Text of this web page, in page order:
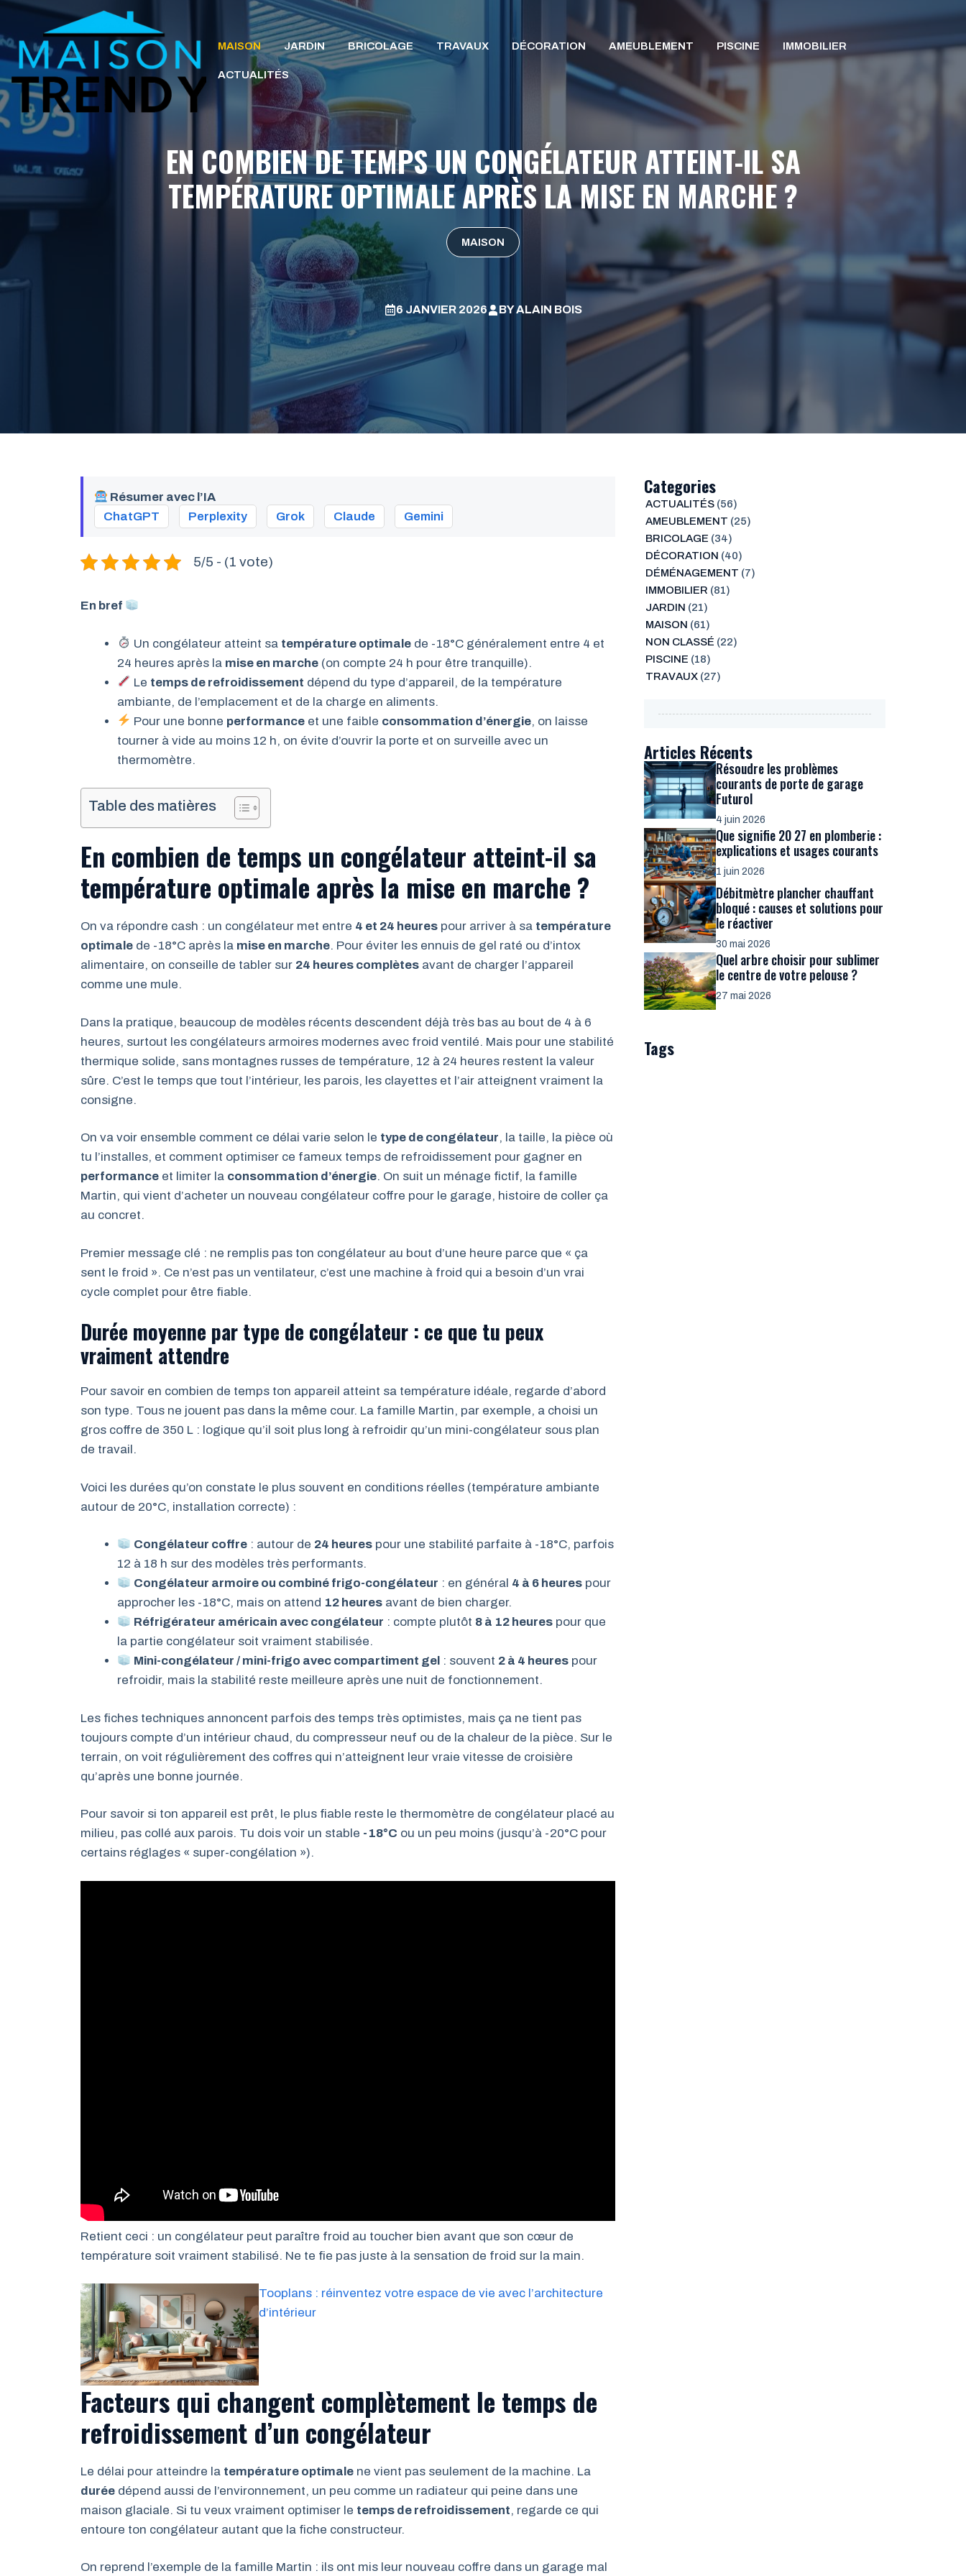
Aller
contenu
MAISON JARDIN BRICOLAGE TRAVAUX DÉCORATION AMEUBLEMENT PISCINE IMMOBILIER
ACTUALITÉS
EN COMBIEN DE TEMPS UN CONGÉLATEUR ATTEINT-IL SA
TEMPÉRATURE OPTIMALE APRÈS LA MISE EN MARCHE ?
MAISON
6 JANVIER 2026 BYALAIN BOIS
Résumer avec l’IA
ChatGPT
Perplexity Grok Claude Gemini
5/5 - (1 vote)
En bref
Un congélateur atteint sa température optimale de -18°C généralement entre 4 et
24 heures après la mise en marche (on compte 24 h pour être tranquille).
Le temps de refroidissement dépend du type d’appareil, de la température
ambiante, de l’emplacement et de la charge en aliments.
Pour une bonne performance et une faible consommation d’énergie, on laisse
tourner à vide au moins 12 h, on évite d’ouvrir la porte et on surveille avec un
thermomètre.
Table des matières
En combien de temps un congélateur atteint-il sa
température optimale après la mise en marche ?
On va répondre cash : un congélateur met entre 4 et 24 heures pour arriver à sa température
optimale de -18°C après la mise en marche. Pour éviter les ennuis de gel raté ou d’intox
alimentaire, on conseille de tabler sur 24 heures complètes avant de charger l’appareil
comme une mule.
Dans la pratique, beaucoup de modèles récents descendent déjà très bas au bout de 4 à 6
heures, surtout les congélateurs armoires modernes avec froid ventilé. Mais pour une stabilité
thermique solide, sans montagnes russes de température, 12 à 24 heures restent la valeur
sûre. C’est le temps que tout l’intérieur, les parois, les clayettes et l’air atteignent vraiment la
consigne.
On va voir ensemble comment ce délai varie selon le type de congélateur, la taille, la pièce où
tu l’installes, et comment optimiser ce fameux temps de refroidissement pour gagner en
performance et limiter la consommation d’énergie. On suit un ménage fictif, la famille
Martin, qui vient d’acheter un nouveau congélateur coffre pour le garage, histoire de coller ça
au concret.
Premier message clé : ne remplis pas ton congélateur au bout d’une heure parce que « ça
sent le froid ». Ce n’est pas un ventilateur, c’est une machine à froid qui a besoin d’un vrai
cycle complet pour être fiable.
Durée moyenne par type de congélateur : ce que tu peux
vraiment attendre
Pour savoir en combien de temps ton appareil atteint sa température idéale, regarde d’abord
son type. Tous ne jouent pas dans la même cour. La famille Martin, par exemple, a choisi un
gros coffre de 350 L : logique qu’il soit plus long à refroidir qu’un mini-congélateur sous plan
de travail.
Voici les durées qu’on constate le plus souvent en conditions réelles (température ambiante
autour de 20°C, installation correcte) :
Congélateur coffre : autour de 24 heures pour une stabilité parfaite à -18°C, parfois
12 à 18 h sur des modèles très performants.
Congélateur armoire ou combiné frigo-congélateur : en général 4 à 6 heures pour
approcher les -18°C, mais on attend 12 heures avant de bien charger.
Réfrigérateur américain avec congélateur : compte plutôt 8 à 12 heures pour que
la partie congélateur soit vraiment stabilisée.
Mini-congélateur / mini-frigo avec compartiment gel : souvent 2 à 4 heures pour
refroidir, mais la stabilité reste meilleure après une nuit de fonctionnement.
Les fiches techniques annoncent parfois des temps très optimistes, mais ça ne tient pas
toujours compte d’un intérieur chaud, du compresseur neuf ou de la chaleur de la pièce. Sur le
terrain, on voit régulièrement des coffres qui n’atteignent leur vraie vitesse de croisière
qu’après une bonne journée.
Pour savoir si ton appareil est prêt, le plus fiable reste le thermomètre de congélateur placé au
milieu, pas collé aux parois. Tu dois voir un stable -18°C ou un peu moins (jusqu’à -20°C pour
certains réglages « super-congélation »).
Retient ceci : un congélateur peut paraître froid au toucher bien avant que son cœur de
température soit vraiment stabilisé. Ne te fie pas juste à la sensation de froid sur la main.
Tooplans : réinventez votre espace de vie avec l’architecture
d’intérieur
Facteurs qui changent complètement le temps de
refroidissement d’un congélateur
Le délai pour atteindre la température optimale ne vient pas seulement de la machine. La
durée dépend aussi de l’environnement, un peu comme un radiateur qui peine dans une
maison glaciale. Si tu veux vraiment optimiser le temps de refroidissement, regarde ce qui
entoure ton congélateur autant que la fiche constructeur.
On reprend l’exemple de la famille Martin : ils ont mis leur nouveau coffre dans un garage mal
Categories
ACTUALITÉS(56)
AMEUBLEMENT (25)
BRICOLAGE (34)
DÉCORATION (40)
DÉMÉNAGEMENT (7)
IMMOBILIER (81)
JARDIN (21)
MAISON (61)
NON CLASSÉ (22)
PISCINE (18)
TRAVAUX(27)
Articles Récents
Résoudre les problèmes
courants de porte de garage
Futurol
4 juin 2026
Que signifie 20 27 en plomberie :
explications et usages courants
1 juin 2026
Débitmètre plancher chauffant
bloqué : causes et solutions pour
le réactiver
30 mai 2026
Quel arbre choisir pour sublimer
le centre de votre pelouse ?
27 mai 2026
Tags